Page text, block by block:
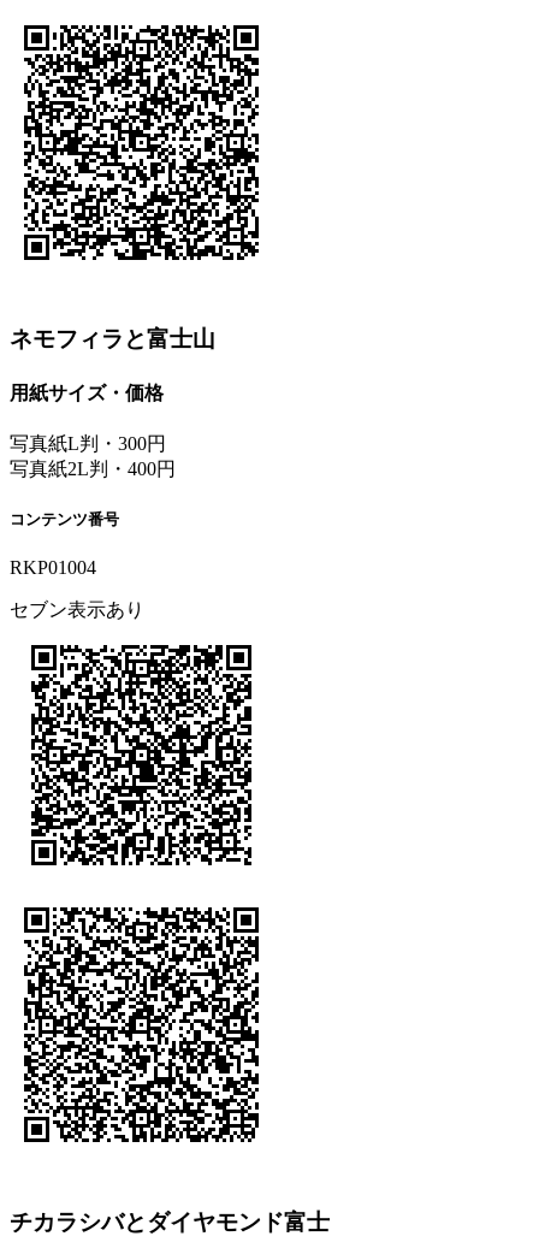
ネモフィラと富士山
用紙サイズ・価格
写真紙L判・300円
写真紙2L判・400円
コンテンツ番号
RKP01004
セブン表示あり
チカラシバとダイヤモンド富士